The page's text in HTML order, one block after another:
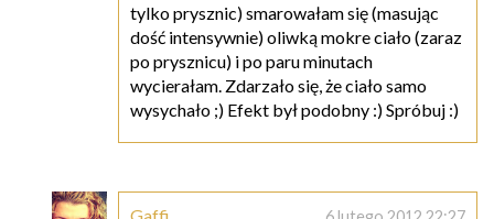
tylko prysznic) smarowałam się (masując
dość intensywnie) oliwką mokre ciało (zaraz
po prysznicu) i po paru minutach
wycierałam. Zdarzało się, że ciało samo
wysychało ;) Efekt był podobny :) Spróbuj :)
Gaffi